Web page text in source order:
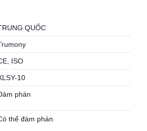
QUỐC
ISO
10
phán
thể đàm phán